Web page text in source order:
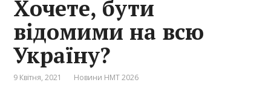
Хочете, бути
відомими на всю
Україну?
9 Квітня, 2021 Новини НМТ 2026